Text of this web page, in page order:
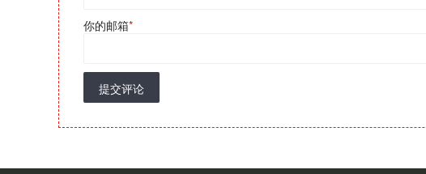
你的邮箱*
提交评论